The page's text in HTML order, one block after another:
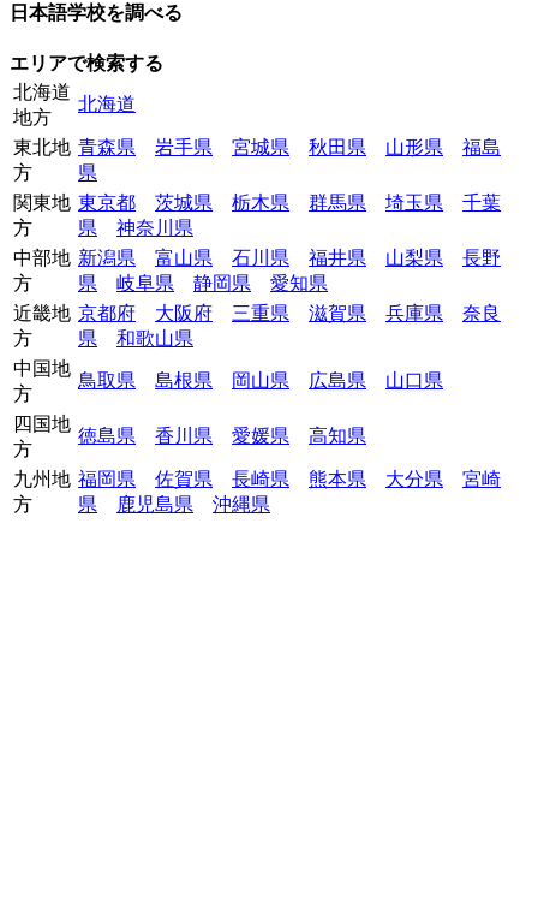
日本語学校を調べる
エリアで検索する
北海道
地方
北海道
東北地
方
青森県 岩手県 宮城県 秋田県 山形県
福島
県
関東地
方
東京都 茨城県 栃木県 群馬県 埼玉県
千葉
県
神奈川県
中部地
方
新潟県 富山県 石川県 福井県 山梨県
長野
県
岐阜県 静岡県
愛知県
近畿地
方
京都府 大阪府 三重県 滋賀県 兵庫県
奈良
県
和歌山県
中国地
方
鳥取県 島根県 岡山県 広島県 山口県
四国地
方
徳島県 香川県 愛媛県 高知県
九州地
方
福岡県 佐賀県 長崎県 熊本県 大分県
宮崎
県
鹿児島県 沖縄県